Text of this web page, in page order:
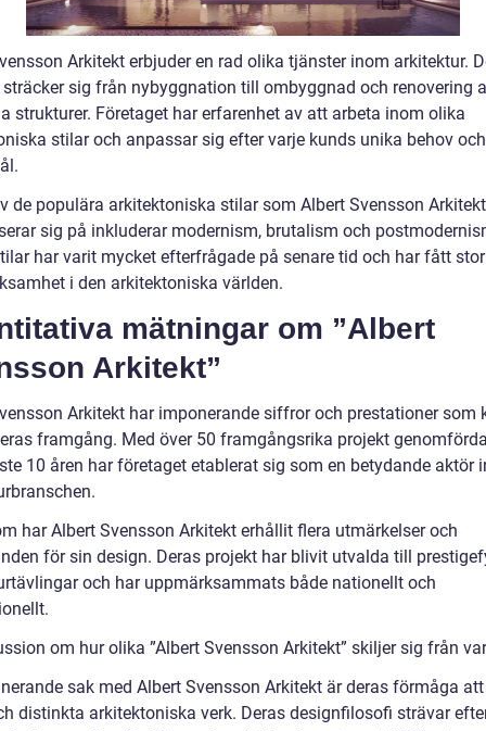
Arkitekt erbjuder en rad olika tjänster inom arkitektur.
sträcker sig från nybyggnation till ombyggnad och renovering
strukturer. Företaget har erfarenhet av att arbeta inom olika
stilar och anpassar sig efter varje kunds unika behov och
de populära arkitektoniska stilar som Albert Svensson Arkitekt
sig på inkluderar modernism, brutalism och
har varit mycket efterfrågade på senare tid och har fått stor
i den arkitektoniska världen.
mätningar om ”Albert
Arkitekt”
Arkitekt har imponerande siffror och prestationer som
framgång. Med över 50 framgångsrika projekt
10 åren har företaget etablerat sig som en betydande aktör
har Albert Svensson Arkitekt erhållit flera utmärkelser och
för sin design. Deras projekt har blivit utvalda till
och har uppmärksammats både nationellt och
om hur olika ”Albert Svensson Arkitekt” skiljer sig från
sak med Albert Svensson Arkitekt är deras förmåga
distinkta arkitektoniska verk. Deras designfilosofi strävar